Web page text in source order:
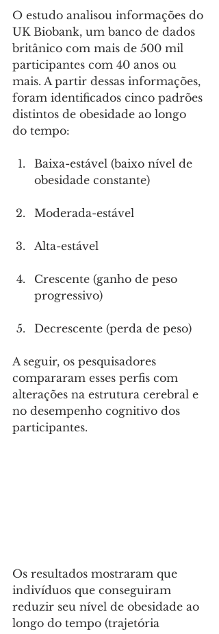
O estudo analisou informações do
UK Biobank, um banco de dados
britânico com mais de 500 mil
participantes com 40 anos ou
mais. A partir dessas informações,
foram identificados cinco padrões
distintos de obesidade ao longo
do tempo:
Baixa-estável (baixo nível de
obesidade constante)
Moderada-estável
Alta-estável
Crescente (ganho de peso
progressivo)
Decrescente (perda de peso)
A seguir, os pesquisadores
compararam esses perfis com
alterações na estrutura cerebral e
no desempenho cognitivo dos
participantes.
Os resultados mostraram que
indivíduos que conseguiram
reduzir seu nível de obesidade ao
longo do tempo (trajetória